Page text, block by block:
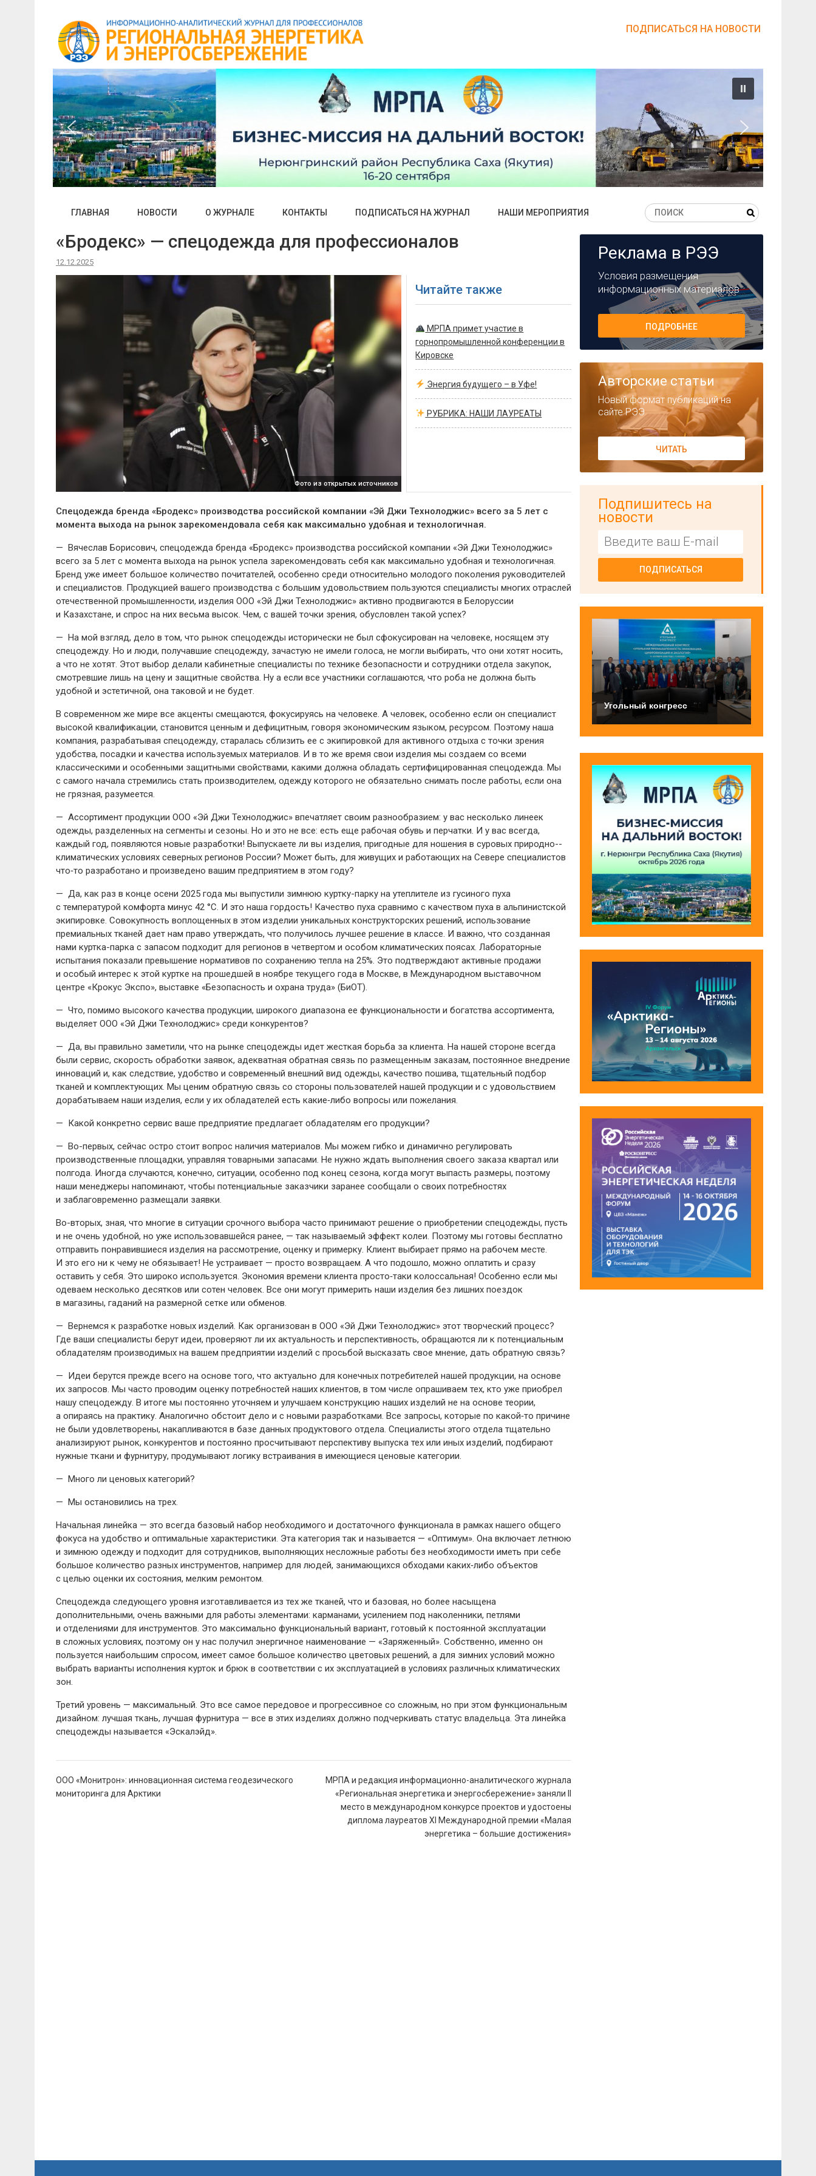
ПОДПИСАТЬСЯ НА НОВОСТИ
ГЛАВНАЯ НОВОСТИ О ЖУРНАЛЕ КОНТАКТЫ ПОДПИСАТЬСЯ НА ЖУРНАЛ НАШИ МЕРОПРИЯТИЯ
«Бродекс» — спецодежда для профессионалов
12.12.2025
Фото из открытых источников
Читайте также
МРПА примет участие в
горнопромышленной конференции в
Кировске
Энергия будущего – в Уфе!
РУБРИКА: НАШИ ЛАУРЕАТЫ
Спецодежда бренда «Бродекс» производства российской компании «Эй Джи Технолоджис» всего за 5 лет с
момента выхода на рынок зарекомендовала себя как максимально удобная и технологичная.
— Вячеслав Борисович, спецодежда бренда «Бродекс» производства российской компании «Эй Джи Технолоджис»
всего за 5 лет с момента выхода на рынок успела зарекомендовать себя как максимально удобная и технологичная.
Бренд уже имеет большое количество почитателей, особенно среди относительно молодого поколения руководителей
и специалистов. Продукцией вашего производства с большим удовольствием пользуются специалисты многих отраслей
отечественной промышленности, изделия ООО «Эй Джи Технолоджис» активно продвигаются в Белоруссии
и Казахстане, и спрос на них весьма высок. Чем, с вашей точки зрения, обусловлен такой успех?
— На мой взгляд, дело в том, что рынок спецодежды исторически не был сфокусирован на человеке, носящем эту
спецодежду. Но и люди, получавшие спецодежду, зачастую не имели голоса, не могли выбирать, что они хотят носить,
а что не хотят. Этот выбор делали кабинетные специалисты по технике безопасности и сотрудники отдела закупок,
смотревшие лишь на цену и защитные свой­ства. Ну а если все участники соглашаются, что роба не должна быть
удобной и эстетичной, она таковой и не будет.
В современном же мире все акценты смещаются, фокусируясь на человеке. А человек, особенно если он специалист
высокой квалификации, становится ценным и дефицитным, говоря экономическим языком, ресурсом. Поэтому наша
компания, разрабатывая спецодежду, старалась сблизить ее с экипировкой для активного отдыха с точки зрения
удобства, посадки и качества используемых материалов. И в то же время свои изделия мы создаем со всеми
классическими и особенными защитными свой­ствами, какими должна обладать сертифицированная спецодежда. Мы
с самого начала стремились стать производителем, одежду которого не обязательно снимать после работы, если она
не грязная, разумеется.
— Ассортимент продукции ООО «Эй Джи Технолоджис» впечатляет своим разнообразием: у вас несколько линеек
одежды, разделенных на сегменты и сезоны. Но и это не все: есть еще рабочая обувь и перчатки. И у вас всегда,
каждый год, появляются новые разработки! Выпускаете ли вы изделия, пригодные для ношения в суровых природно-­
климатических условиях северных регионов России? Может быть, для живущих и работающих на Севере специалистов
что‑то разработано и произведено вашим предприятием в этом году?
— Да, как раз в конце осени 2025 года мы выпустили зимнюю куртку-­парку на утеплителе из гусиного пуха
с температурой комфорта минус 42 °C. И это наша гордость! Качество пуха сравнимо с качеством пуха в альпинистской
экипировке. Совокупность воплощенных в этом изделии уникальных конструкторских решений, использование
премиальных тканей дает нам право утверждать, что получилось лучшее решение в классе. И важно, что созданная
нами куртка-­парка с запасом подходит для регионов в четвертом и особом климатических поясах. Лабораторные
испытания показали превышение нормативов по сохранению тепла на 25%. Это подтверждают активные продажи
и особый интерес к этой куртке на прошедшей в ноябре текущего года в Москве, в Международном выставочном
центре «Крокус Экспо», выставке «Безопасность и охрана труда» (БиОТ).
— Что, помимо высокого качества продукции, широкого диапазона ее функциональности и богатства ассортимента,
выделяет ООО «Эй Джи Технолоджис» среди конкурентов?
— Да, вы правильно заметили, что на рынке спецодежды идет жесткая борьба за клиента. На нашей стороне всегда
были сервис, скорость обработки заявок, адекватная обратная связь по размещенным заказам, постоянное внедрение
инноваций и, как следствие, удобство и современный внешний вид одежды, качество пошива, тщательный подбор
тканей и комплектующих. Мы ценим обратную связь со стороны пользователей нашей продукции и с удовольствием
дорабатываем наши изделия, если у их обладателей есть какие‑либо вопросы или пожелания.
— Какой конкретно сервис ваше предприятие предлагает обладателям его продукции?
— Во-первых, сейчас остро стоит вопрос наличия материалов. Мы можем гибко и динамично регулировать
производственные площадки, управляя товарными запасами. Не нужно ждать выполнения своего заказа квартал или
полгода. Иногда случаются, конечно, ситуации, особенно под конец сезона, когда могут выпасть размеры, поэтому
наши менеджеры напоминают, чтобы потенциальные заказчики заранее сообщали о своих потребностях
и заблаговременно размещали заявки.
Во-вторых, зная, что многие в ситуации срочного выбора часто принимают решение о приобретении спецодежды, пусть
и не очень удобной, но уже использовавшейся ранее, — ​так называемый эффект колеи. Поэтому мы готовы бесплатно
отправить понравившиеся изделия на рассмотрение, оценку и примерку. Клиент выбирает прямо на рабочем месте.
И это его ни к чему не обязывает! Не устраивает — ​просто возвращаем. А что подошло, можно оплатить и сразу
оставить у себя. Это широко используется. Экономия времени клиента просто‑таки колоссальная! Особенно если мы
одеваем несколько десятков или сотен человек. Все они могут примерить наши изделия без лишних поездок
в магазины, гаданий на размерной сетке или обменов.
— Вернемся к разработке новых изделий. Как организован в ООО «Эй Джи Техноло­джис» этот творческий процесс?
Где ваши специалисты берут идеи, проверяют ли их актуальность и перспективность, обращаются ли к потенциальным
обладателям производимых на вашем предприятии изделий с просьбой высказать свое мнение, дать обратную связь?
— Идеи берутся прежде всего на основе того, что актуально для конечных потребителей нашей продукции, на основе
их запросов. Мы часто проводим оценку потребностей наших клиентов, в том числе опрашиваем тех, кто уже приобрел
нашу спецодежду. В итоге мы постоянно уточняем и улучшаем конструкцию наших изделий не на основе теории,
а опираясь на практику. Аналогично обстоит дело и с новыми разработками. Все запросы, которые по какой‑то причине
не были удовлетворены, накапливаются в базе данных продуктового отдела. Специалисты этого отдела тщательно
анализируют рынок, конкурентов и постоянно просчитывают перспективу выпуска тех или иных изделий, подбирают
нужные ткани и фурнитуру, продумывают логику встраивания в имеющиеся ценовые категории.
— Много ли ценовых категорий?
— Мы остановились на трех.
Начальная линейка — ​это всегда базовый набор необходимого и достаточного функционала в рамках нашего общего
фокуса на удобство и оптимальные характеристики. Эта категория так и называется — ​«Оптимум». Она включает летнюю
и зимнюю одежду и подходит для сотрудников, выполняющих несложные работы без необходимости иметь при себе
большое количество разных инструментов, например для людей, занимающихся обходами каких‑либо объектов
с целью оценки их состояния, мелким ремонтом.
Спецодежда следующего уровня изготавливается из тех же тканей, что и базовая, но более насыщена
дополнительными, очень важными для работы элементами: карманами, усилением под наколенники, петлями
и отделениями для инструментов. Это максимально функциональный вариант, готовый к постоянной эксплуатации
в сложных условиях, поэтому он у нас получил энергичное наименование — ​«Заряженный». Собственно, именно он
пользуется наибольшим спросом, имеет самое большое количество цветовых решений, а для зимних условий можно
выбрать варианты исполнения курток и брюк в соответствии с их эксплуатацией в условиях различных климатических
зон.
Третий уровень — ​максимальный. Это все самое передовое и прогрессивное со сложным, но при этом функциональным
дизайном: лучшая ткань, лучшая фурнитура — ​все в этих изделиях должно подчеркивать статус владельца. Эта линейка
спецодежды называется «Эскалэйд».
Навигация
по
ООО «Монитрон»: инновационная система геодезического
мониторинга для Арктики
МРПА и редакция информационно-аналитического журнала
«Региональная энергетика и энергосбережение» заняли II
место в международном конкурсе проектов и удостоены
диплома лауреатов XI Международной премии «Малая
энергетика – большие достижения»
Реклама в РЭЭ
Условия размещения
информационных материалов
ПОДРОБНЕЕ
Авторские статьи
Новый формат публикаций на
сайте РЭЭ
ЧИТАТЬ
Подпишитесь на
новости
ПОДПИСАТЬСЯ
Угольный конгресс